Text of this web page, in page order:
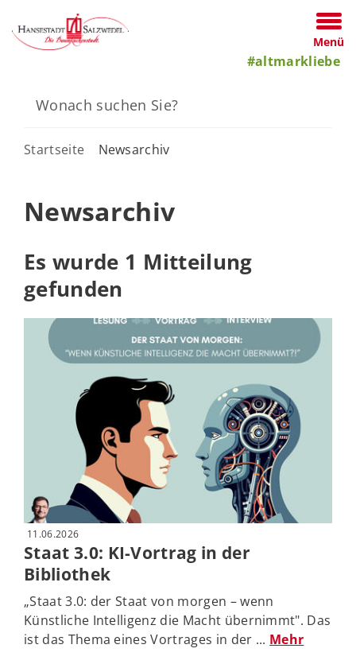
Menü
#altmarkliebe
Startseite Newsarchiv
Newsarchiv
Es wurde 1 Mitteilung
gefunden
11.06.2026
Staat 3.0: KI-Vortrag in der
Bibliothek
„Staat 3.0: der Staat von morgen – wenn
Künstliche Intelligenz die Macht übernimmt". Das
ist das Thema eines Vortrages in der ... Mehr